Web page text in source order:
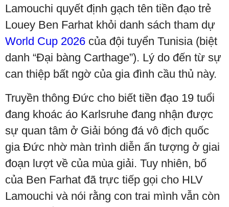
Lamouchi quyết định gạch tên tiền đạo trẻ
Louey Ben Farhat khỏi danh sách tham dự
World Cup 2026 của đội tuyển Tunisia (biệt
danh “Đại bàng Carthage”). Lý do đến từ sự
can thiệp bất ngờ của gia đình cầu thủ này.
Truyền thông Đức cho biết tiền đạo 19 tuổi
đang khoác áo Karlsruhe đang nhận được
sự quan tâm ở Giải bóng đá vô địch quốc
gia Đức nhờ màn trình diễn ấn tượng ở giai
đoạn lượt về của mùa giải. Tuy nhiên, bố
của Ben Farhat đã trực tiếp gọi cho HLV
Lamouchi và nói rằng con trai mình vẫn còn